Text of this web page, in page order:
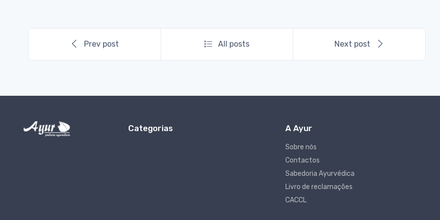
Prev post All posts Next post
Categorias A Ayur
Sobre nós
Contactos
Sabedoria Ayurvédica
Livro de reclamações
CACCL